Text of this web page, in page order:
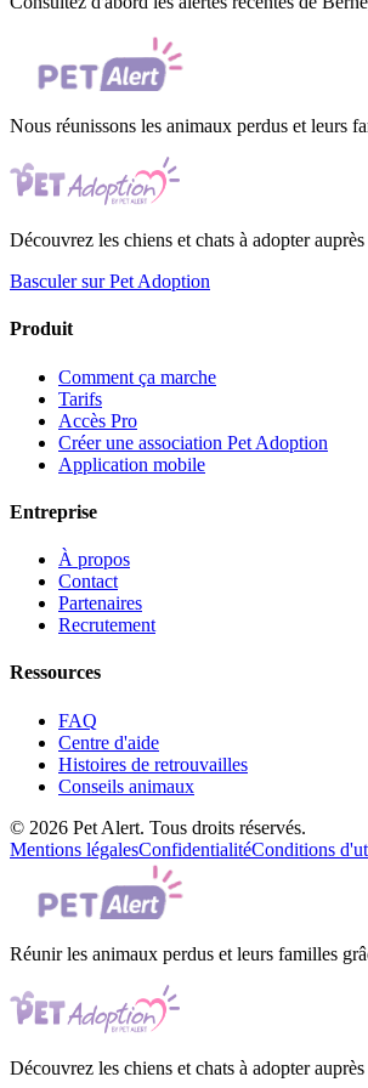
Nous réunissons les animaux perdus et leurs
Découvrez les chiens et chats à adopter
Basculer sur Pet Adoption
Produit
Comment ça marche
Tarifs
Accès Pro
Créer une association Pet Adoption
Application mobile
Entreprise
À propos
Contact
Partenaires
Recrutement
Ressources
FAQ
Centre d'aide
Histoires de retrouvailles
Conseils animaux
© 2026 Pet Alert. Tous droits réservés.
Mentions légalesConfidentialitéConditions
Réunir les animaux perdus et leurs familles
Découvrez les chiens et chats à adopter